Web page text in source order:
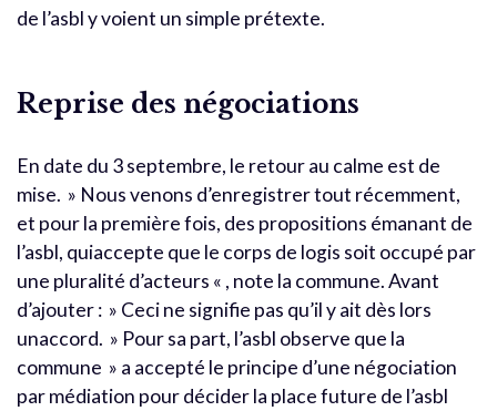
de l’asbl y voient un simple prétexte.
Reprise des négociations
En date du 3 septembre, le retour au calme est de
mise. » Nous venons d’enregistrer tout récemment,
et pour la première fois, des propositions émanant de
l’asbl, quiaccepte que le corps de logis soit occupé par
une pluralité d’acteurs « , note la commune. Avant
d’ajouter : » Ceci ne signifie pas qu’il y ait dès lors
unaccord. » Pour sa part, l’asbl observe que la
commune » a accepté le principe d’une négociation
par médiation pour décider la place future de l’asbl